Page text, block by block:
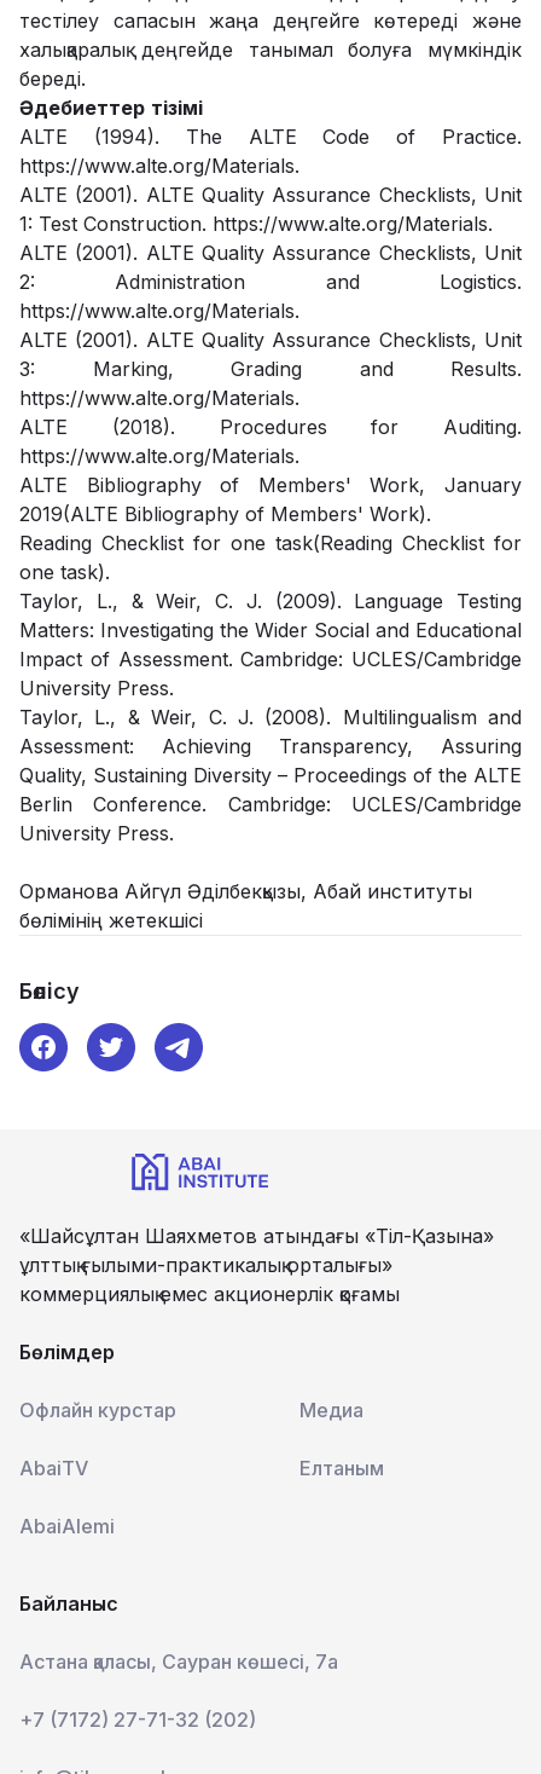
тестілеу сапасын жаңа деңгейге көтереді және
халықаралық деңгейде танымал болуға мүмкіндік
береді.
Әдебиеттер тізімі
ALTE (1994). The ALTE Code of Practice.
https://www.alte.org/Materials.
ALTE (2001). ALTE Quality Assurance Checklists, Unit
1: Test Construction. https://www.alte.org/Materials.
ALTE (2001). ALTE Quality Assurance Checklists, Unit
2: Administration and Logistics.
https://www.alte.org/Materials​.
ALTE (2001). ALTE Quality Assurance Checklists, Unit
3: Marking, Grading and Results.
https://www.alte.org/Materials​.
ALTE (2018). Procedures for Auditing.
https://www.alte.org/Materials.
ALTE Bibliography of Members' Work, January
2019(ALTE Bibliography of Members' Work).
Reading Checklist for one task(Reading Checklist for
one task).
Taylor, L., & Weir, C. J. (2009). Language Testing
Matters: Investigating the Wider Social and Educational
Impact of Assessment. Cambridge: UCLES/Cambridge
University Press.
Taylor, L., & Weir, C. J. (2008). Multilingualism and
Assessment: Achieving Transparency, Assuring
Quality, Sustaining Diversity – Proceedings of the ALTE
Berlin Conference. Cambridge: UCLES/Cambridge
University Press.
Орманова Айгүл Әділбекқызы, Абай институты
бөлімінің жетекшісі
Бөлісу
«Шайсұлтан Шаяхметов атындағы «Тіл-Қазына»
ұлттық ғылыми-практикалық орталығы»
коммерциялық емес акционерлік қоғамы
Бөлімдер
Офлайн курстар Медиа
AbaiTV Елтаным
AbaiAlemi
Байланыс
Астана қаласы, Сауран көшесі, 7а
+7 (7172) 27-71-32 (202)